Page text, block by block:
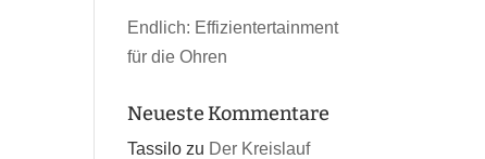
Endlich: Effizientertainment
für die Ohren
Neueste Kommentare
Tassilo zu Der Kreislauf